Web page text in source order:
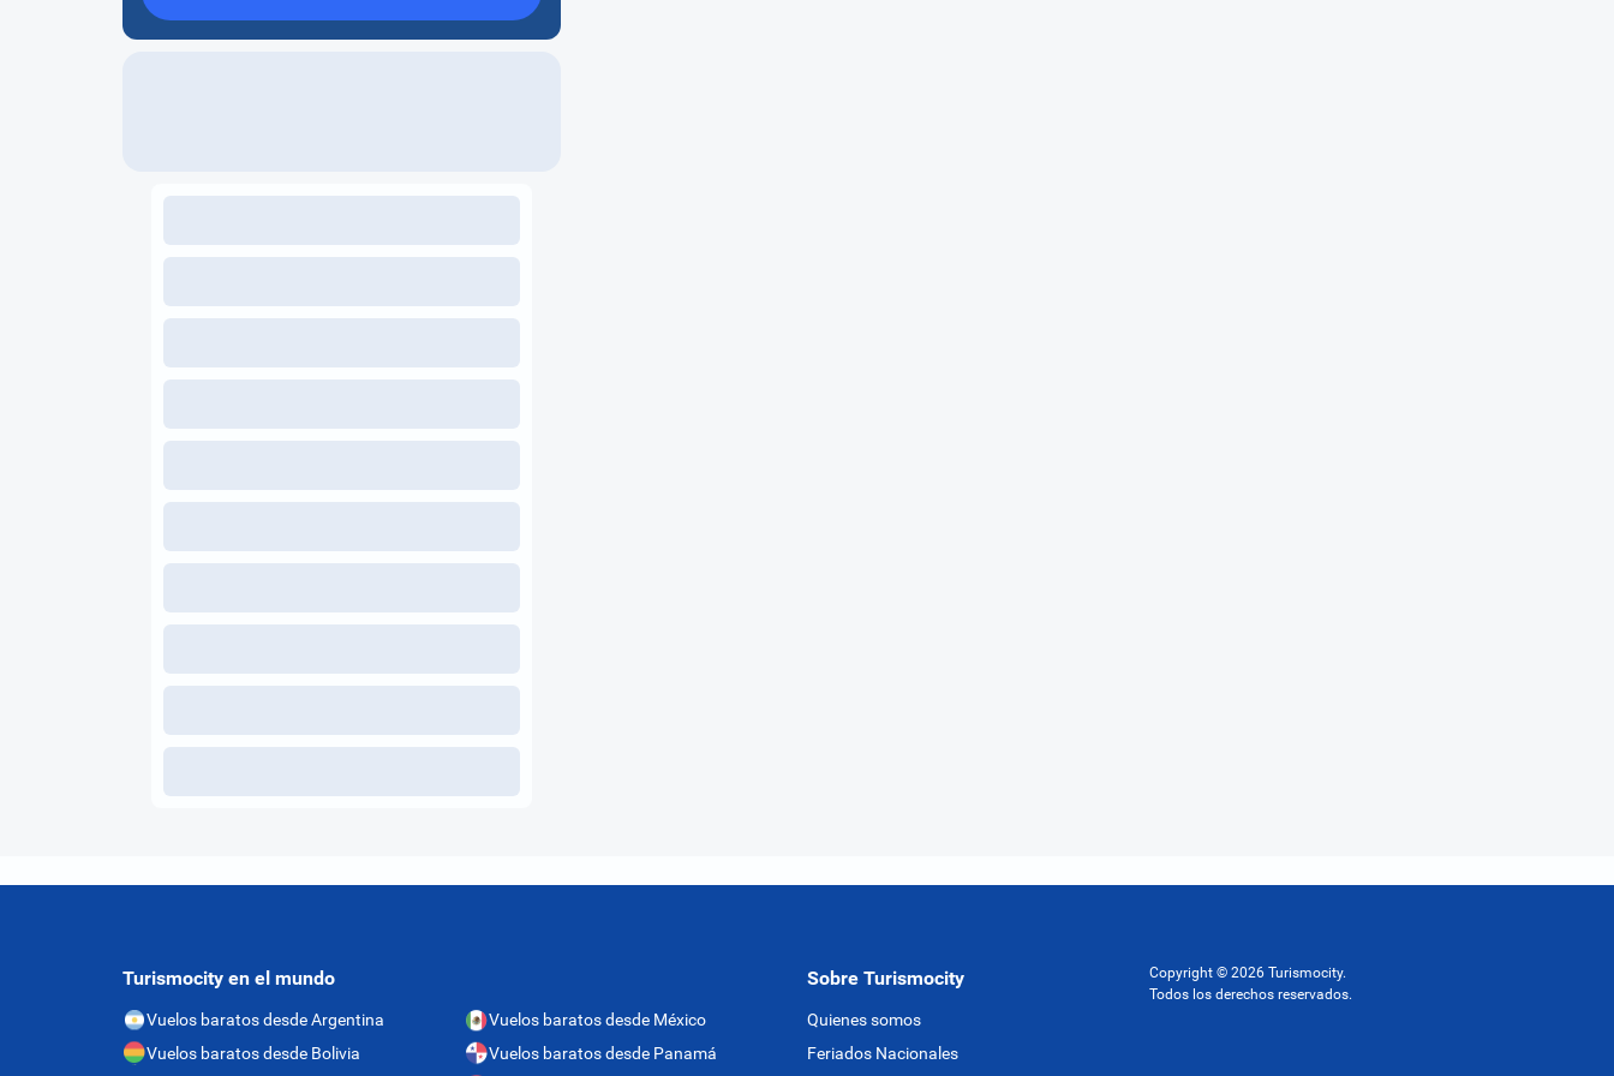
Turismocity en el mundo
Vuelos baratos desde Argentina
Vuelos baratos desde Bolivia
Vuelos baratos desde México
Vuelos baratos desde Panamá
Sobre Turismocity
Quienes somos
Feriados Nacionales
Copyright © 2026 Turismocity.
Todos los derechos reservados.